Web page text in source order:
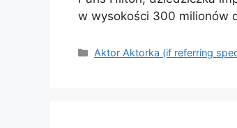
w wysokości 300 milionów
Categories
Aktor Aktorka (if referring